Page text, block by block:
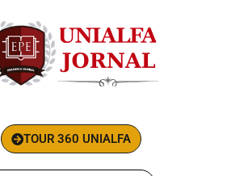
TOUR 360 UNIALFA